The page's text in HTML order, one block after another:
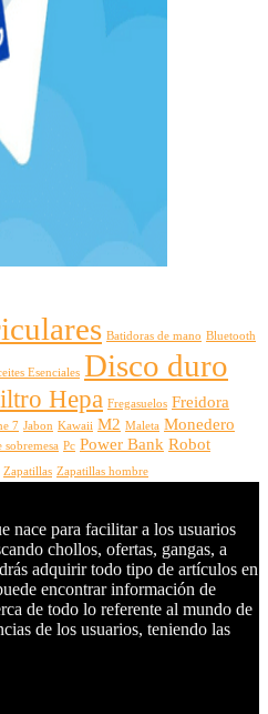
Batidoras de mano Bluetooth
Esenciales Disco duro
Hepa Fregasuelos Freidora
7 Jabon Kawaii M2 Maleta Monedero
sobremesa Pc Power Bank Robot
Zapatillas Zapatillas hombre
nace para facilitar a los usuarios
chollos, ofertas, gangas, a
adquirir todo tipo de artículos en
encontrar información de
de todo lo referente al mundo de
de los usuarios, teniendo las